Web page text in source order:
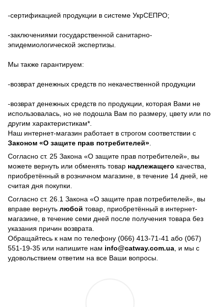
-сертификацией продукции в системе УкрСЕПРО;
-заключениями государственной санитарно-
эпидемиологической экспертизы.
Мы также гарантируем:
-возврат денежных средств по некачественной продукции
-возврат денежных средств по продукции, которая Вами не
использовалась, но не подошла Вам по размеру, цвету или по
другим характеристикам*.
Наш интернет-магазин работает в строгом соответствии с
Законом «О защите прав потребителей»
Согласно ст. 25 Закона «О защите прав потребителей», вы
можете вернуть или обменять товар надлежащего качества,
приобретённый в розничном магазине, в течение 14 дней, не
считая дня покупки.
Согласно ст. 26.1 Закона «О защите прав потребителей», вы
вправе вернуть любой товар, приобретённый в интернет-
магазине, в течение семи дней после получения товара без
указания причин возврата.
Обращайтесь к нам по телефону (066) 413-71-41 або (067)
551-19-35 или напишите нам info@catway.com.ua , и мы с
удовольствием ответим на все Ваши вопросы.